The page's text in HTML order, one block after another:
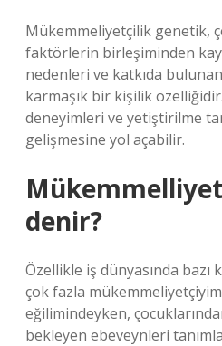
Mükemmeliyetçilik genetik,
faktörlerin birleşiminden
nedenleri ve katkıda
karmaşık bir kişilik
deneyimleri ve yetiştirilme
gelişmesine yol açabilir.
denir?
Özellikle iş dünyasında
çok fazla
eğilimindeyken,
bekleyen ebeveynleri